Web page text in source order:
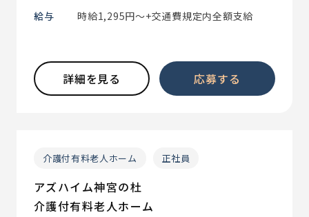
給与
時給1,295円～+交通費規定内全額支給
詳細を見る 応募する
介護付有料老人ホーム 正社員
アズハイム神宮の杜
介護付有料老人ホーム